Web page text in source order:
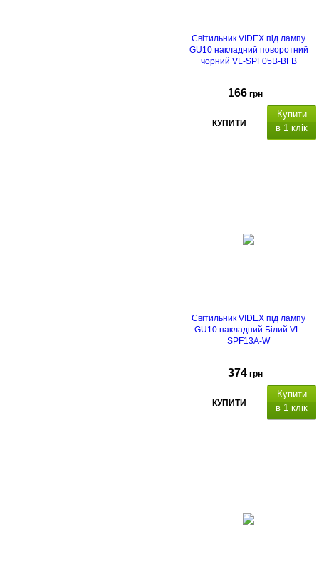
Світильник VIDEX під лампу
GU10 накладний поворотний
чорний VL-SPF05B-BFB
166 грн
КУПИТИ
Купити
в 1 клік
Світильник VIDEX під лампу
GU10 накладний Білий VL-
SPF13A-W
374 грн
КУПИТИ
Купити
в 1 клік